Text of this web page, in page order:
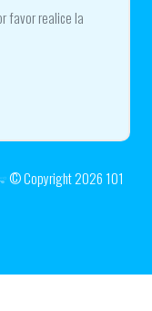
favor realice la
© Copyright2026 101